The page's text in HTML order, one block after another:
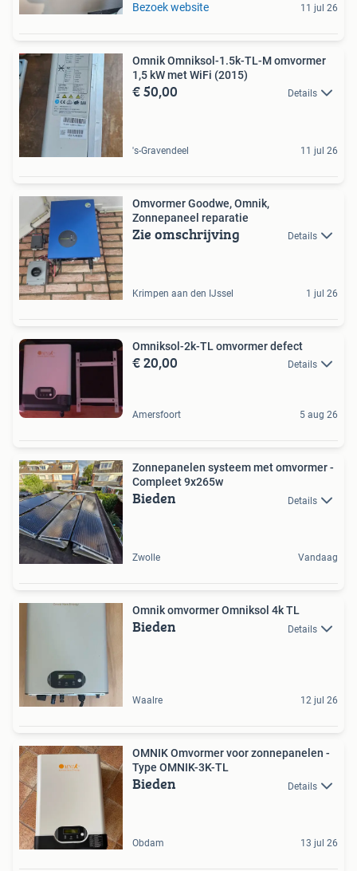
Bezoek website 11 jul 26
Omnik Omniksol-1.5k-TL-M omvormer
1,5 kW met WiFi (2015)
€ 50,00 Details
's-Gravendeel 11 jul 26
Omvormer Goodwe, Omnik,
Zonnepaneel reparatie
Zie omschrijving Details
Krimpen aan den IJssel 1 jul 26
Omniksol-2k-TL omvormer defect
€ 20,00 Details
Amersfoort 5 aug 26
Zonnepanelen systeem met omvormer -
Compleet 9x265w
Bieden Details
Zwolle Vandaag
Omnik omvormer Omniksol 4k TL
Bieden Details
Waalre 12 jul 26
OMNIK Omvormer voor zonnepanelen -
Type OMNIK-3K-TL
Bieden Details
Obdam 13 jul 26